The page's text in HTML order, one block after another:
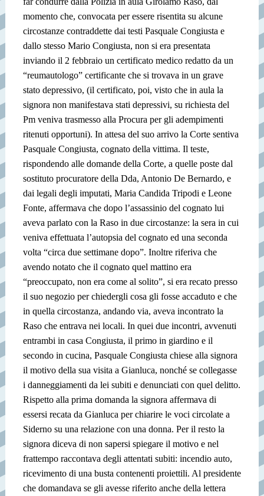
momento che, convocata per essere risentita su alcune
circostanze contraddette dai testi Pasquale Congiusta e
dallo stesso Mario Congiusta, non si era presentata
inviando il 2 febbraio un certificato medico redatto da un
“reumautologo” certificante che si trovava in un grave
stato depressivo, (il certificato, poi, visto che in aula la
signora non manifestava stati depressivi, su richiesta del
Pm veniva trasmesso alla Procura per gli adempimenti
ritenuti opportuni). In attesa del suo arrivo la Corte sentiva
Pasquale Congiusta, cognato della vittima. Il teste,
rispondendo alle domande della Corte, a quelle poste dal
sostituto procuratore della Dda, Antonio De Bernardo, e
dai legali degli imputati, Maria Candida Tripodi e Leone
Fonte, affermava che dopo l’assassinio del cognato lui
aveva parlato con la Raso in due circostanze: la sera in cui
veniva effettuata l’autopsia del cognato ed una seconda
volta “circa due settimane dopo”. Inoltre riferiva che
avendo notato che il cognato quel mattino era
“preoccupato, non era come al solito”, si era recato presso
il suo negozio per chiedergli cosa gli fosse accaduto e che
in quella circostanza, andando via, aveva incontrato la
Raso che entrava nei locali. In quei due incontri, avvenuti
entrambi in casa Congiusta, il primo in giardino e il
secondo in cucina, Pasquale Congiusta chiese alla signora
il motivo della sua visita a Gianluca, nonché se collegasse
i danneggiamenti da lei subiti e denunciati con quel delitto.
Rispetto alla prima domanda la signora affermava di
essersi recata da Gianluca per chiarire le voci circolate a
Siderno su una relazione con una donna. Per il resto la
signora diceva di non sapersi spiegare il motivo e nel
frattempo raccontava degli attentati subiti: incendio auto,
ricevimento di una busta contenenti proiettili. Al presidente
che domandava se gli avesse riferito anche della lettera